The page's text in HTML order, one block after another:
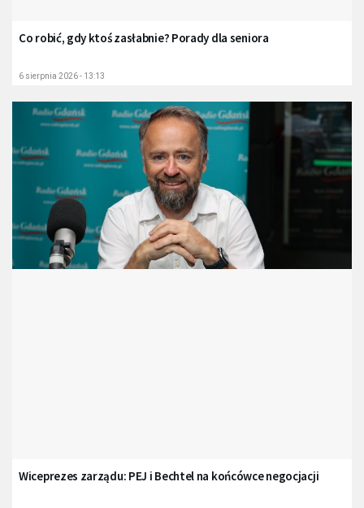
Co robić, gdy ktoś zasłabnie? Porady dla seniora
6 sierpnia 2026 - 13:13
Wiceprezes zarządu: PEJ i Bechtel na końcówce negocjacji